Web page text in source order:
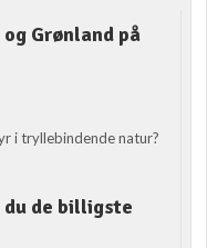
Grønland på
i tryllebindende natur?
du de billigste